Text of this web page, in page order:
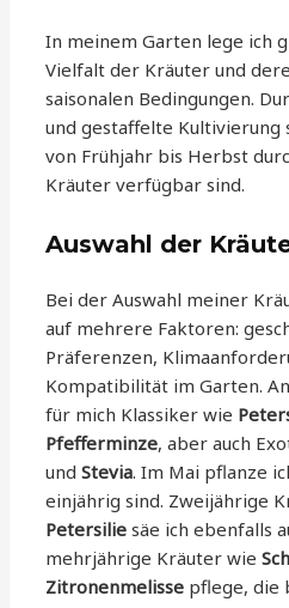
In meinem Garten lege ich
Vielfalt der Kräuter und
saisonalen Bedingungen.
und gestaffelte Kultivierung
von Frühjahr bis Herbst
Kräuter verfügbar sind.
Auswahl der
Bei der Auswahl meiner
auf mehrere Faktoren:
Präferenzen,
Kompatibilität im Garten.
für mich Klassiker wie
Pfefferminze, aber auch
undStevia. Im Mai pflanze
einjährig sind. Zweijährige
Petersilie säe ich ebenfalls
mehrjährige Kräuter wie
Zitronenmelisse pflege, die